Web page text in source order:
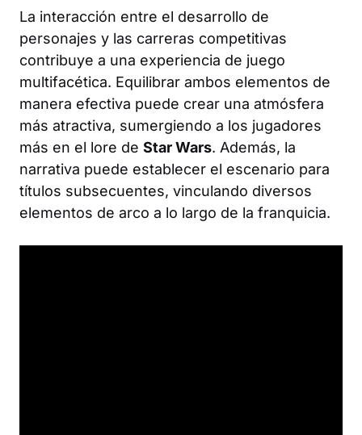
La interacción entre el desarrollo de
personajes y las carreras competitivas
contribuye a una experiencia de juego
multifacética. Equilibrar ambos elementos de
manera efectiva puede crear una atmósfera
más atractiva, sumergiendo a los jugadores
más en el lore de Star Wars. Además, la
narrativa puede establecer el escenario para
títulos subsecuentes, vinculando diversos
elementos de arco a lo largo de la franquicia.